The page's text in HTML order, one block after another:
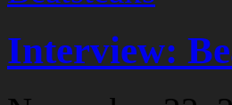
Interview: